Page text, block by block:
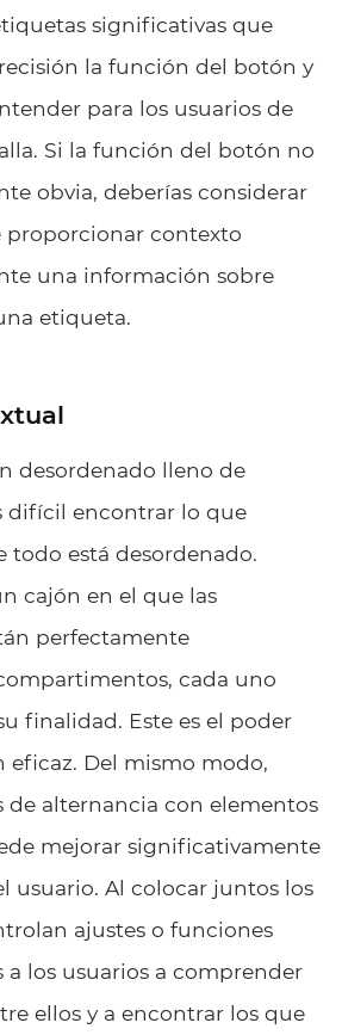
significativas que
la función del botón y
para los usuarios de
Si la función del botón no
obvia, deberías considerar
proporcionar contexto
una información sobre
etiqueta.
desordenado lleno de
difícil encontrar lo que
todo está desordenado.
cajón en el que las
perfectamente
cada uno
finalidad. Este es el poder
eficaz. Del mismo modo,
de alternancia con elementos
mejorar significativamente
usuario. Al colocar juntos los
ajustes o funciones
a los usuarios a comprender
ellos y a encontrar los que